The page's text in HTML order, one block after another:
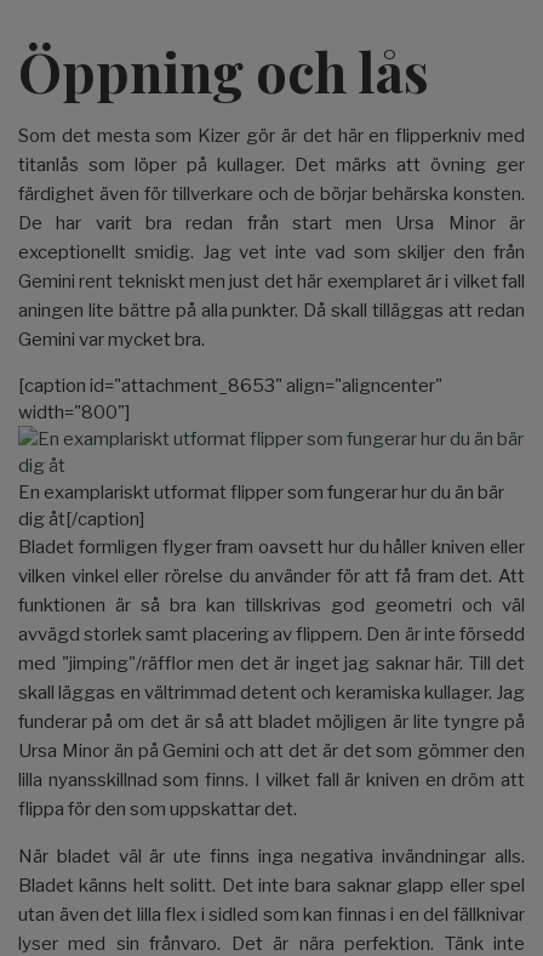
Öppning och lås
Som det mesta som Kizer gör är det här en flipperkniv med
titanlås som löper på kullager. Det märks att övning ger
färdighet även för tillverkare och de börjar behärska konsten.
De har varit bra redan från start men Ursa Minor är
exceptionellt smidig. Jag vet inte vad som skiljer den från
Gemini rent tekniskt men just det här exemplaret är i vilket fall
aningen lite bättre på alla punkter. Då skall tilläggas att redan
Gemini var mycket bra.
[caption id="attachment_8653" align="aligncenter"
width="800"]
En examplariskt utformat flipper som fungerar hur du än bär
dig åt[/caption]
Bladet formligen flyger fram oavsett hur du håller kniven eller
vilken vinkel eller rörelse du använder för att få fram det. Att
funktionen är så bra kan tillskrivas god geometri och väl
avvägd storlek samt placering av flippern. Den är inte försedd
med "jimping"/räfflor men det är inget jag saknar här. Till det
skall läggas en vältrimmad detent och keramiska kullager. Jag
funderar på om det är så att bladet möjligen är lite tyngre på
Ursa Minor än på Gemini och att det är det som gömmer den
lilla nyansskillnad som finns. I vilket fall är kniven en dröm att
flippa för den som uppskattar det.
När bladet väl är ute finns inga negativa invändningar alls.
Bladet känns helt solitt. Det inte bara saknar glapp eller spel
utan även det lilla flex i sidled som kan finnas i en del fällknivar
lyser med sin frånvaro. Det är nära perfektion. Tänk inte